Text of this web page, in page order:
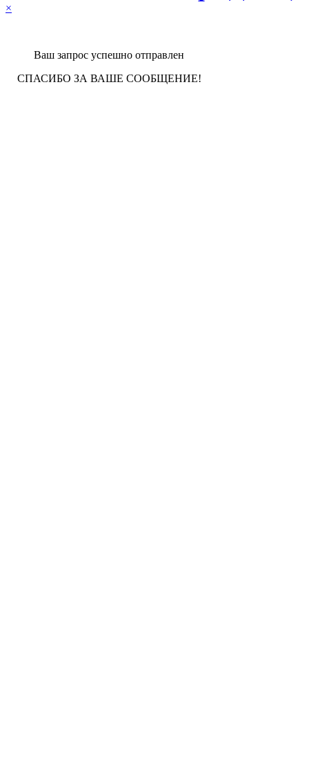
×
Ваш запрос успешно отправлен
СПАСИБО ЗА ВАШЕ СООБЩЕНИЕ!